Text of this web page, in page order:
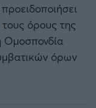
όρους της
όρων